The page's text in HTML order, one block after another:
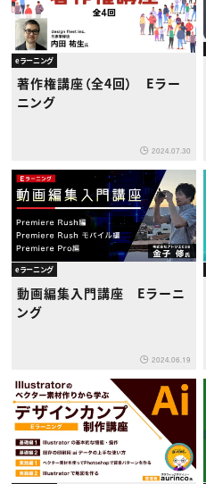
eラーニング
著作権講座（全4回） Eラー
ニング
2024.07.30
eラーニング
動画編集入門講座 Eラーニ
ング
2024.06.19